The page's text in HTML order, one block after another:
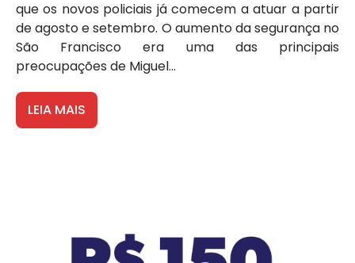
que os novos policiais já comecem a atuar a partir
de agosto e setembro. O aumento da segurança no
São Francisco era uma das principais
preocupações de Miguel...
LEIA MAIS